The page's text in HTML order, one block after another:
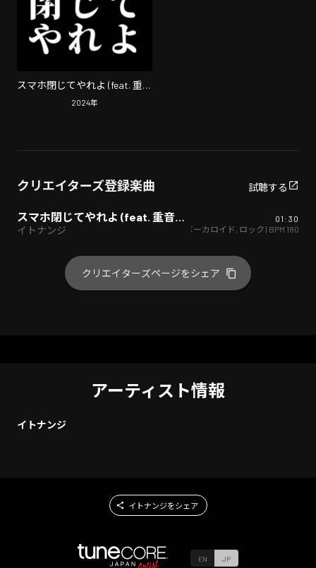
スマホ閉じてやれよ (feat. 重音
テト)
2024年
クリエイターズ登録楽曲 試聴する
スマホ閉じてやれよ (feat. 重音テト)
イトナンジ
01:30
ボーカロイド ロック | BPM 180
クリエイターズページをシェア
アーティスト情報
イトナンジ
イトナンジをシェア
EN JP